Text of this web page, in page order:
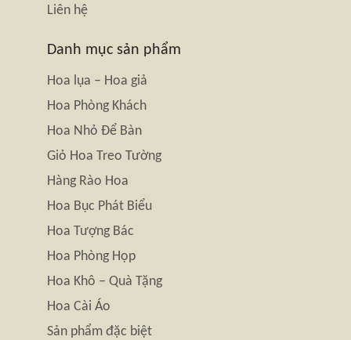
Liên hệ
Danh mục sản phẩm
Hoa lụa – Hoa giả
Hoa Phòng Khách
Hoa Nhỏ Để Bàn
Giỏ Hoa Treo Tường
Hàng Rào Hoa
Hoa Bục Phát Biểu
Hoa Tượng Bác
Hoa Phòng Họp
Hoa Khô – Quà Tặng
Hoa Cài Áo
Sản phẩm đặc biệt